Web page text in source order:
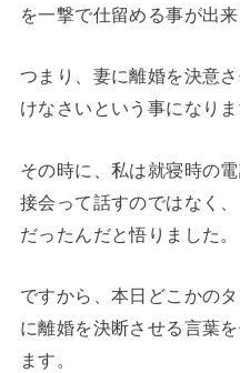
を一撃で仕留める事が出来
つまり、妻に離婚を決意
けなさいという事になりま
その時に、私は就寝時の
接会って話すのではなく
だったんだと悟りました。
ですから、本日どこかの
に離婚を決断させる言葉
ます。